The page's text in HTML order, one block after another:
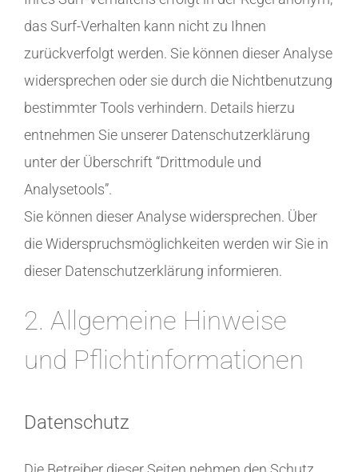
das Surf-Verhalten kann nicht zu Ihnen
zurückverfolgt werden. Sie können dieser Analyse
widersprechen oder sie durch die Nichtbenutzung
bestimmter Tools verhindern. Details hierzu
entnehmen Sie unserer Datenschutzerklärung
unter der Überschrift “Drittmodule und
Analysetools”.
Sie können dieser Analyse widersprechen. Über
die Widerspruchsmöglichkeiten werden wir Sie in
dieser Datenschutzerklärung informieren.
2. Allgemeine Hinweise
und Pflichtinformationen
Datenschutz